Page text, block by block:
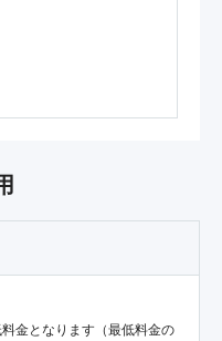
金となります（最低料金の